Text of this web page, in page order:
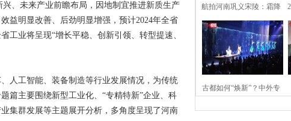
、未来产业前瞻布局，因地制宜推进新质生产
益明显改善、后劲明显增强，预计2024年全省
工业将呈现“增长平稳、创新引领、转型提速、
工智能、装备制造等行业发展情况，为传统
篇主要围绕新型工业化、“专精特新”企业、科
集群发展等主题展开分析，多角度呈现了河南
航拍河南巩义宋陵：霜降
时节高粱红
古都如何“焕新”？中外专